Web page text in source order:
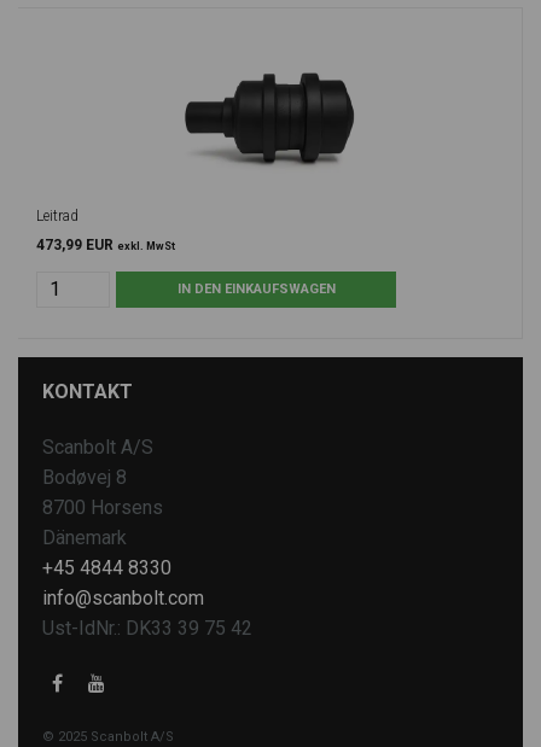
Leitrad
473,99 EUR exkl. MwSt
KONTAKT
Scanbolt A/S
Bodøvej 8
8700 Horsens
Dänemark
+45 4844 8330
info@scanbolt.com
Ust-IdNr.: DK33 39 75 42
© 2025 Scanbolt A/S